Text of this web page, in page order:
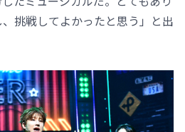
挑戦してよかったと思う」と出